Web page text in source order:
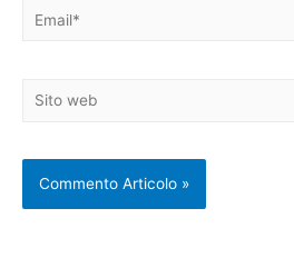
Email*
Sito